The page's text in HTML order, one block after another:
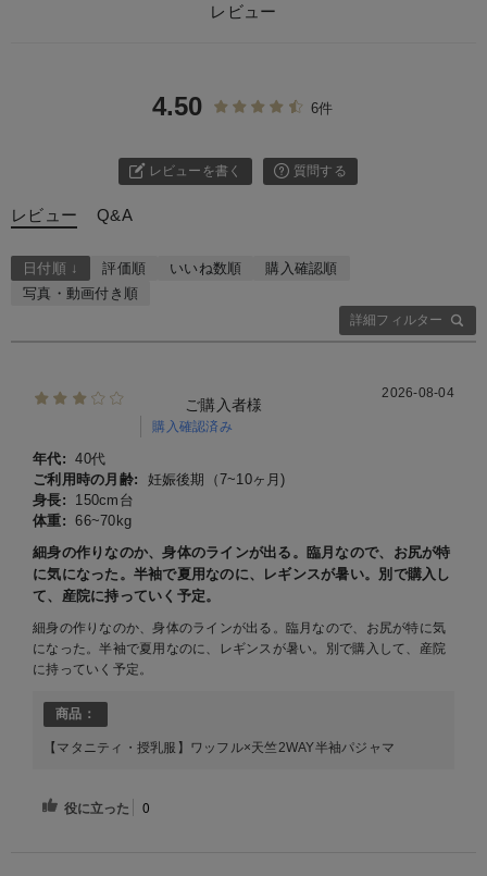
レビュー
4.50 6件
レビューを書く 質問する
レビュー Q&A
詳細フィルター
日付順 ↓ 評価順 いいね数順
購入確認順
写真・動画付き順
ご購入者様
購入確認済み
2026-08-04
年代: 40代
ご利用時の月齢:
妊娠後期（7~10ヶ月)
身長:
150cm台
体重: 66~70kg
細身の作りなのか、身体のラインが出る。臨月なので、お尻が特
に気になった。半袖で夏用なのに、レギンスが暑い。別で購入し
て、産院に持っていく予定。
細身の作りなのか、身体のラインが出る。臨月なので、お尻が特に気
になった。半袖で夏用なのに、レギンスが暑い。別で購入して、産院
に持っていく予定。
商品：
【マタニティ・授乳服】ワッフル×天竺2WAY半袖パジャマ
役に立った 0